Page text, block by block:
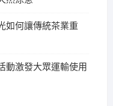
如何讓傳統茶業重
動激發大眾運輸使用